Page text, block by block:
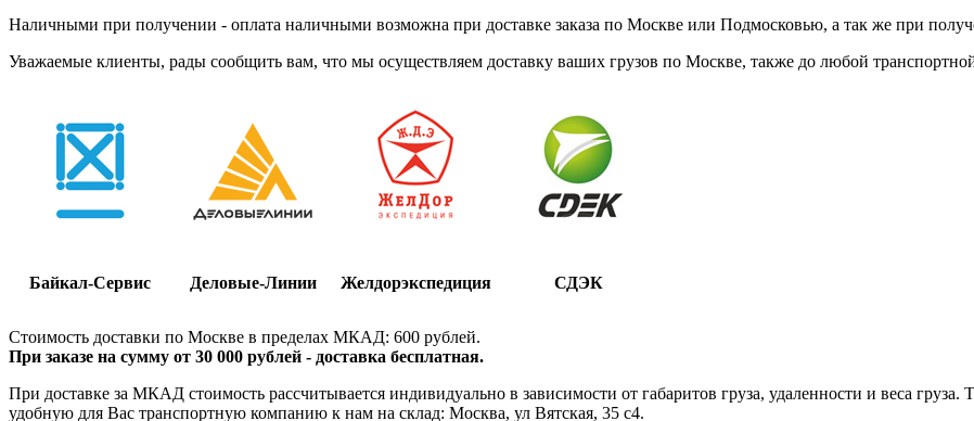
Наличными при получении - оплата наличными возможна при доставке заказа по Москве или Подмосковью, а так же при
Уважаемые клиенты, рады сообщить вам, что мы осуществляем доставку ваших грузов по Москве, также до любой
Байкал-Сервис Деловые-Линии Желдорэкспедиция СДЭК
Стоимость доставки по Москве в пределах МКАД: 600 рублей.
При заказе на сумму от 30 000 рублей - доставка бесплатная.
При доставке за МКАД стоимость рассчитывается индивидуально в зависимости от габаритов груза, удаленности и веса
удобную для Вас транспортную компанию к нам на склад: Москва, ул Вятская, 35 c4.